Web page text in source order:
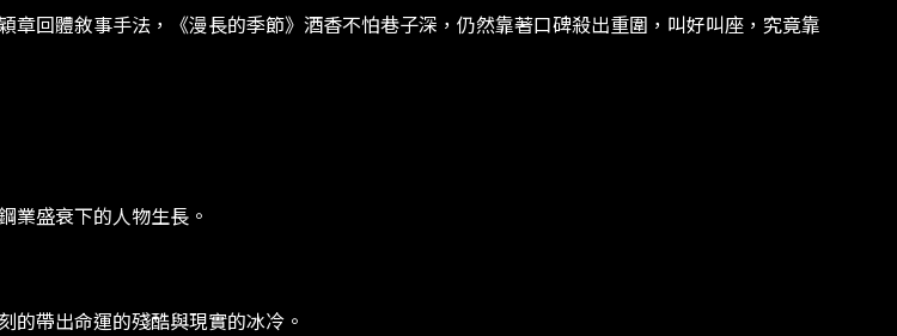
回體敘事手法，《漫長的季節》酒香不怕巷子深，仍然靠著口碑殺出重圍，叫好叫座，究竟靠
業盛衰下的人物生長。
的帶出命運的殘酷與現實的冰冷。